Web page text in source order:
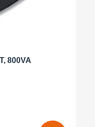
800VA